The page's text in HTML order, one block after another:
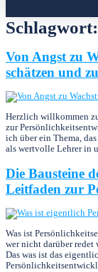
Schlagwort:
Von Angst zu
schätzen und
Herzlich willkommen
zur
ich über ein Thema,
als wertvolle Lehrer in
Die Bausteine
Leitfaden zur
Was ist
wer nicht darüber redet
Das was ist das